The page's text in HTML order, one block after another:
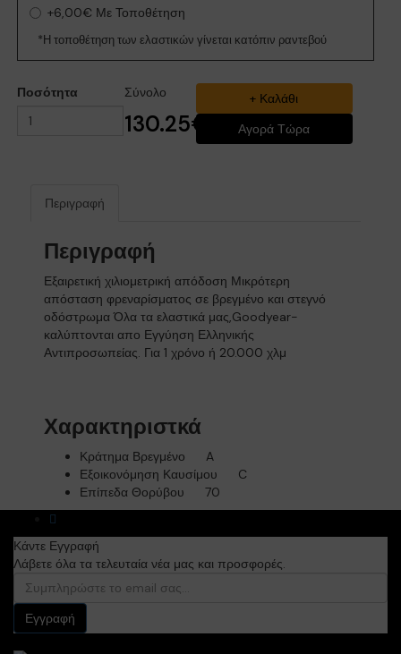
+6,00€ Με Τοποθέτηση
*Η τοποθέτηση των ελαστικών γίνεται κατόπιν ραντεβού
Ποσότητα Σύνολο
130.25€
Περιγραφή
Περιγραφή
Εξαιρετική χιλιομετρική απόδοση Μικρότερη
απόσταση φρεναρίσματος σε βρεγμένο και στεγνό
οδόστρωμα Όλα τα ελαστικά μας,Goodyear-
καλύπτονται απο Εγγύηση Ελληνικής
Αντιπροσωπείας. Για 1 χρόνο ή 20.000 χλμ
Χαρακτηριστκά
Κράτημα Βρεγμένο
A
Εξοικονόμηση Καυσίμου
C
Επίπεδα Θορύβου
70
Κάντε Εγγραφή
Λάβετε όλα τα τελευταία νέα μας και προσφορές.
Εγγραφή